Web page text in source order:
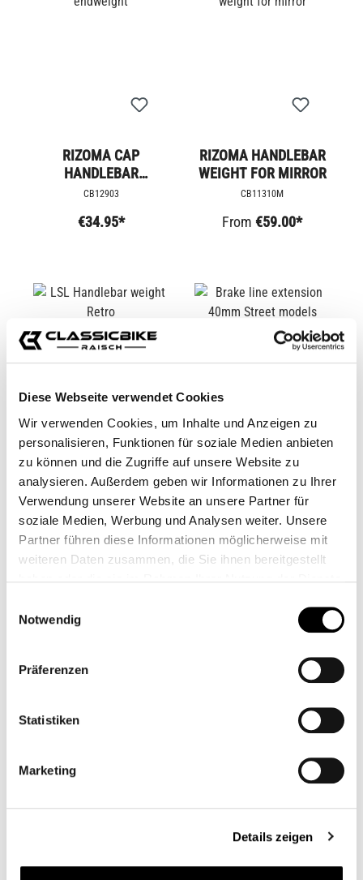
Diese Webseite verwendet Cookies
Wir verwenden Cookies, um Inhalte und Anzeigen zu
personalisieren, Funktionen für soziale Medien anbieten
zu können und die Zugriffe auf unsere Website zu
analysieren. Außerdem geben wir Informationen zu Ihrer
Verwendung unserer Website an unsere Partner für
soziale Medien, Werbung und Analysen weiter. Unsere
Partner führen diese Informationen möglicherweise mit
weiteren Daten zusammen, die Sie ihnen bereitgestellt
Notwendig
Präferenzen
Statistiken
Marketing
Details zeigen
RIZOMA CAP
HANDLEBAR
ENDWEIGHT
CB12903
€34.95*
RIZOMA HANDLEBAR
WEIGHT FOR MIRROR
CB11310M
From €59.00*
LSL HANDLEBAR
WEIGHT RETRO
CB12020M
From €29.95*
BRAKE LINE
EXTENSION 40MM
STREET MODELS
CB11750
€14.95*
HANDLEBAR LEATHER
HAND GUARDS
From€169.00*